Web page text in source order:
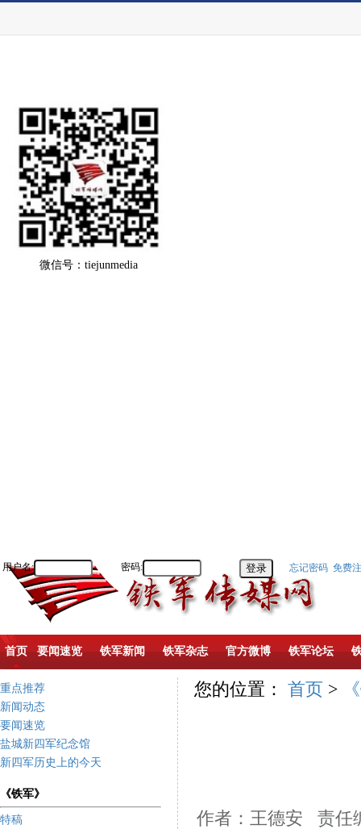
微信号：tiejunmedia
用户名: 密码: 忘记密码 免费
首页 要闻速览 铁军新闻 铁军杂志 官方微博 铁军论坛
重点推荐
新闻动态
要闻速览
盐城新四军纪念馆
新四军历史上的今天
《铁军》
特稿
您的位置： 首页 >
作者：王德安 责任